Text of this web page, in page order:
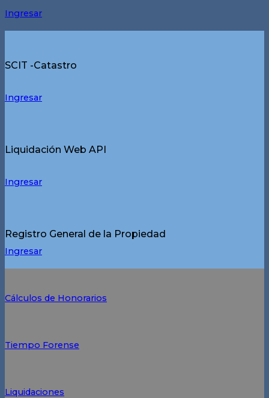
Ingresar
SCIT -Catastro
Ingresar
Liquidación Web API
Ingresar
Registro General de la Propiedad
Ingresar
Cálculos de Honorarios
Tiempo Forense
Liquidaciones